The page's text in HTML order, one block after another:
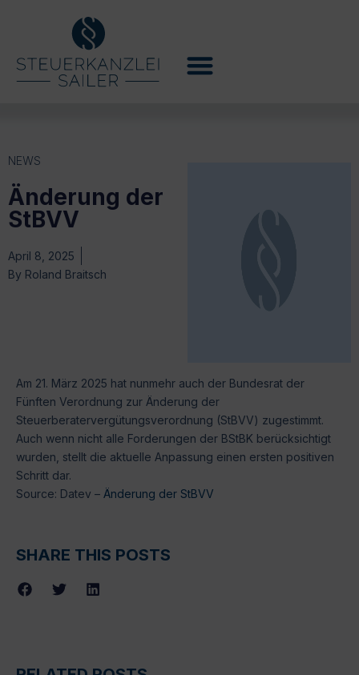
NEWS
Änderung der
StBVV
April 8, 2025
By Roland Braitsch
Am 21. März 2025 hat nunmehr auch der Bundesrat der
Fünften Verordnung zur Änderung der
Steuerberatervergütungsverordnung (StBVV) zugestimmt.
Auch wenn nicht alle Forderungen der BStBK berücksichtigt
wurden, stellt die aktuelle Anpassung einen ersten positiven
Schritt dar.
Source: Datev – Änderung der StBVV
SHARE THIS POSTS